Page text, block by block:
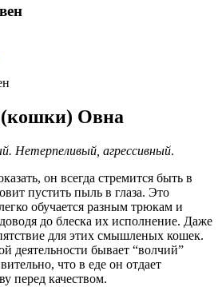
(кошки) Овна
Нетерпеливый, агрессивный.
он всегда стремится быть в
пустить пыль в глаза. Это
обучается разным трюкам и
до блеска их исполнение. Даже
для этих смышленых кошек.
деятельности бывает “волчий”
что в еде он отдает
перед качеством.